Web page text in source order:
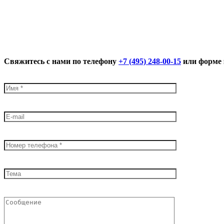
Свяжитесь с нами по телефону +7 (495) 248-00-15 или форме